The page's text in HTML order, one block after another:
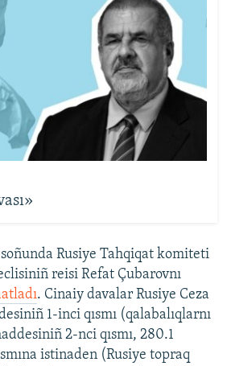
soñunda Rusiye Tahqiqat komiteti
reisi Refat Çubarovnı
. Cinaiy davalar Rusiye Ceza
1-inci qısmı (qalabalıqlarnı
2-nci qısmı, 280.1
istinaden (Rusiye topraq